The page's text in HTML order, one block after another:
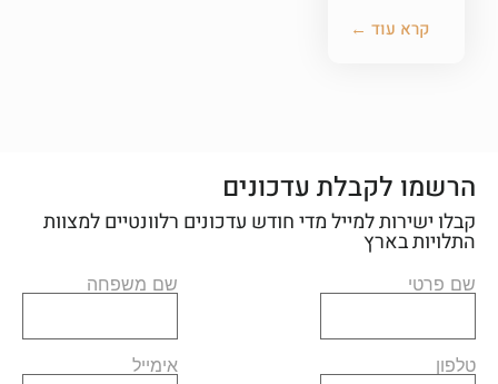
קרא עוד ←
הרשמו לקבלת עדכונים
קבלו ישירות למייל מדי חודש עדכונים רלוונטיים למצוות
התלויות בארץ
שם פרטי שם משפחה
טלפון אימייל